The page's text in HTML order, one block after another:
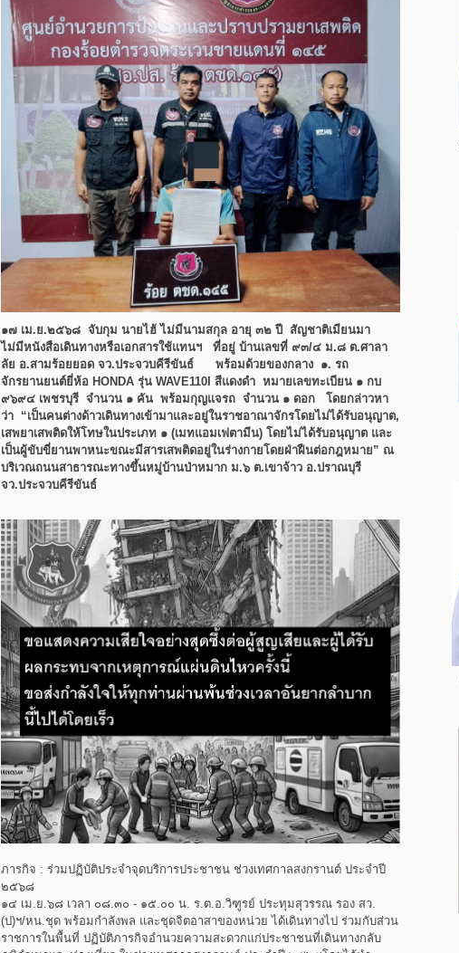
๑๗ เม.ย.๒๕๖๘ จับกุม นายไฮ้ ไม่มีนามสกุล อายุ ๓๒ ปี สัญชาติเมียนมา
ไม่มีหนังสือเดินทางหรือเอกสารใช้แทนฯ ที่อยู่ บ้านเลขที่ ๙๓/๔ ม.๘ ต.ศาลา
ลัย อ.สามร้อยยอด จว.ประจวบคีรีขันธ์ พร้อมด้วยของกลาง ๑. รถ
จักรยานยนต์ยี่ห้อ HONDA รุ่น WAVE110I สีแดงดำ หมายเลขทะเบียน ๑ กบ
๙๖๙๔ เพชรบุรี จำนวน ๑ คัน พร้อมกุญแจรถ จำนวน ๑ ดอก โดยกล่าวหา
ว่า “เป็นคนต่างด้าวเดินทางเข้ามาและอยู่ในราชอาณาจักรโดยไม่ได้รับอนุญาต,
เสพยาเสพติดให้โทษในประเภท ๑ (เมทแอมเฟตามีน) โดยไม่ได้รับอนุญาต และ
เป็นผู้ขับขี่ยานพาหนะขณะมีสารเสพติดอยู่ในร่างกายโดยฝ่าฝืนต่อกฎหมาย” ณ
บริเวณถนนสาธารณะทางขึ้นหมู่บ้านป่าหมาก ม.๖ ต.เขาจ้าว อ.ปราณบุรี
จว.ประจวบคีรีขันธ์
ภารกิจ : ร่วมปฏิบัติประจำจุดบริการประชาชน ช่วงเทศกาลสงกรานต์ ประจำปี
๒๕๖๘
๑๔ เม.ย.๖๘ เวลา ๐๘.๓๐ - ๑๕.๐๐ น. ร.ต.อ.วิฑูรย์ ประทุมสุวรรณ รอง สว.
(ป)ฯ/หน.ชุด พร้อมกำลังพล และชุดจิตอาสาของหน่วย ได้เดินทางไป ร่วมกับส่วน
ราชการในพื้นที่ ปฏิบัติภารกิจอำนวยความสะดวกแก่ประชาชนที่เดินทางกลับ